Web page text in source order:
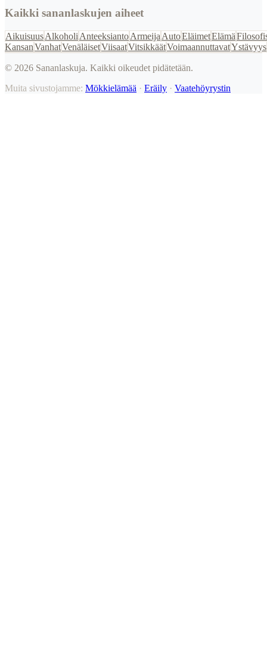
Kaikki sananlaskujen aiheet
AikuisuusAlkoholi AnteeksiantoArmeija AutoEläimetElämä
KansanVanhatVenäläisetViisaatVitsikkäätVoimaannuttavatYstävyys
© 2026 Sananlaskuja. Kaikki oikeudet pidätetään.
Muita sivustojamme: Mökkielämää · Eräily · Vaatehöyrystin